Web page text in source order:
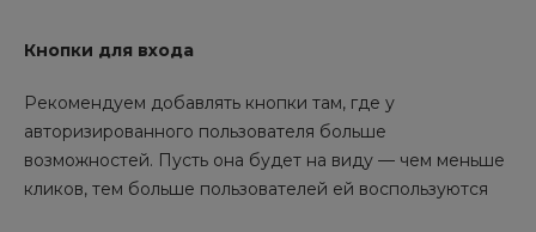
Кнопки для входа
Рекомендуем добавлять кнопки там, где у
авторизированного пользователя больше
возможностей. Пусть она будет на виду — чем меньше
кликов, тем больше пользователей ей воспользуются